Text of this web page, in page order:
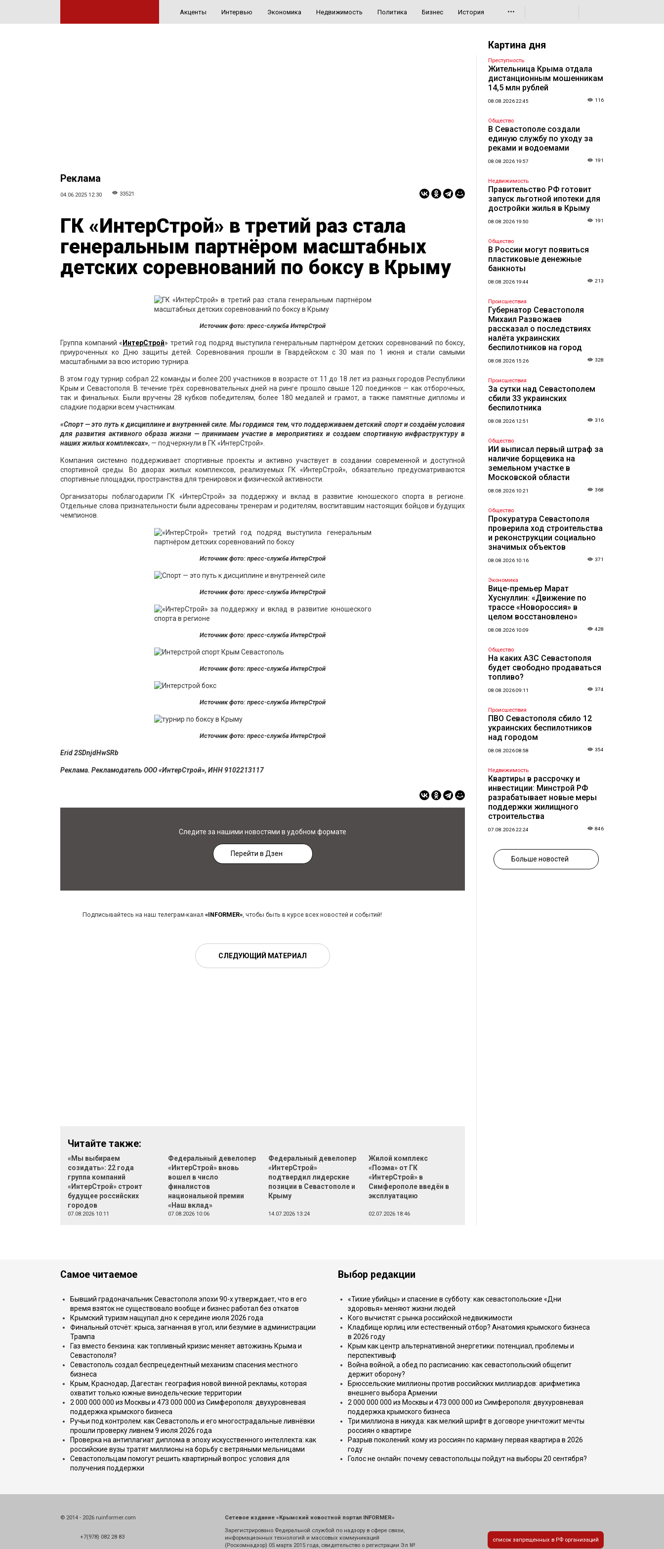
Акценты Интервью Экономика Недвижимость Политика Бизнес История •••
Реклама
04.06.2025 12:30 33521
ГК «ИнтерСтрой» в третий раз стала
генеральным партнёром масштабных
детских соревнований по боксу в Крыму
Источник фото: пресс-служба ИнтерСтрой
Группа компаний « ИнтерСтрой» третий год подряд выступила генеральным партнёром детских соревнований по боксу,
приуроченных ко Дню защиты детей. Соревнования прошли в Гвардейском с 30 мая по 1 июня и стали самыми
масштабными за всю историю турнира.
В этом году турнир собрал 22 команды и более 200 участников в возрасте от 11 до 18 лет из разных городов Республики
Крым и Севастополя. В течение трёх соревновательных дней на ринге прошло свыше 120 поединков — как отборочных,
так и финальных. Были вручены 28 кубков победителям, более 180 медалей и грамот, а также памятные дипломы и
сладкие подарки всем участникам.
«Спорт — это путь к дисциплине и внутренней силе. Мы гордимся тем, что поддерживаем детский спорт и создаём условия
для развития активного образа жизни — принимаем участие в мероприятиях и создаем спортивную инфраструктуру в
наших жилых комплексах», — подчеркнули в ГК «ИнтерСтрой».
Компания системно поддерживает спортивные проекты и активно участвует в создании современной и доступной
спортивной среды. Во дворах жилых комплексов, реализуемых ГК «ИнтерСтрой», обязательно предусматриваются
спортивные площадки, пространства для тренировок и физической активности.
Организаторы поблагодарили ГК «ИнтерСтрой» за поддержку и вклад в развитие юношеского спорта в регионе.
Отдельные слова признательности были адресованы тренерам и родителям, воспитавшим настоящих бойцов и будущих
чемпионов.
Источник фото: пресс-служба ИнтерСтрой
Источник фото: пресс-служба ИнтерСтрой
Источник фото: пресс-служба ИнтерСтрой
Источник фото: пресс-служба ИнтерСтрой
Источник фото: пресс-служба ИнтерСтрой
Источник фото: пресс-служба ИнтерСтрой
Erid 2SDnjdHwSRb
Реклама. Рекламодатель ООО «ИнтерСтрой», ИНН 9102213117
Следите за нашими новостями в удобном формате
Перейти в Дзен
Подписывайтесь на наш телеграм-канал «INFORMER», чтобы быть в курсе всех новостей и событий!
СЛЕДУЮЩИЙ МАТЕРИАЛ
Читайте также:
«Мы выбираем
созидать»: 22 года
группа компаний
«ИнтерСтрой» строит
будущее российских
городов
07.08.2026 10:11
Федеральный девелопер
«ИнтерСтрой» вновь
вошел в число
финалистов
национальной премии
«Наш вклад»
07.08.2026 10:06
Федеральный девелопер
«ИнтерСтрой»
подтвердил лидерские
позиции в Севастополе и
Крыму
14.07.2026 13:24
Жилой комплекс
«Поэма» от ГК
«ИнтерСтрой» в
Симферополе введён в
эксплуатацию
02.07.2026 18:46
Картина дня
Преступность
Жительница Крыма отдала
дистанционным мошенникам
14,5 млн рублей
08.08.2026 22:45 116
Общество
В Севастополе создали
единую службу по уходу за
реками и водоемами
08.08.2026 19:57 191
Недвижимость
Правительство РФ готовит
запуск льготной ипотеки для
достройки жилья в Крыму
08.08.2026 19:50 191
Общество
В России могут появиться
пластиковые денежные
банкноты
08.08.2026 19:44 213
Происшествия
Губернатор Севастополя
Михаил Развожаев
рассказал о последствиях
налёта украинских
беспилотников на город
08.08.2026 15:26 328
Происшествия
За сутки над Севастополем
сбили 33 украинских
беспилотника
08.08.2026 12:51 316
Общество
ИИ выписал первый штраф за
наличие борщевика на
земельном участке в
Московской области
08.08.2026 10:21 368
Общество
Прокуратура Севастополя
проверила ход строительства
и реконструкции социально
значимых объектов
08.08.2026 10:16 371
Экономика
Вице-премьер Марат
Хуснуллин: «Движение по
трассе «Новороссия» в
целом восстановлено»
08.08.2026 10:09 428
Общество
На каких АЗС Севастополя
будет свободно продаваться
топливо?
08.08.2026 09:11 374
Происшествия
ПВО Севастополя сбило 12
украинских беспилотников
над городом
08.08.2026 08:58 354
Недвижимость
Квартиры в рассрочку и
инвестиции: Минстрой РФ
разрабатывает новые меры
поддержки жилищного
строительства
07.08.2026 22:24 846
Больше новостей
Самое читаемое
Бывший градоначальник Севастополя эпохи 90-х утверждает, что в его
время взяток не существовало вообще и бизнес работал без откатов
Крымский туризм нащупал дно к середине июля 2026 года
Финальный отсчёт: крыса, загнанная в угол, или безумие в администрации
Трампа
Газ вместо бензина: как топливный кризис меняет автожизнь Крыма и
Севастополя?
Севастополь создал беспрецедентный механизм спасения местного
бизнеса
Крым, Краснодар, Дагестан: география новой винной рекламы, которая
охватит только южные винодельческие территории
2 000 000 000 из Москвы и 473 000 000 из Симферополя: двухуровневая
поддержка крымского бизнеса
Ручьи под контролем: как Севастополь и его многострадальные ливнёвки
прошли проверку ливнем 9 июля 2026 года
Проверка на антиплагиат диплома в эпоху искусственного интеллекта: как
российские вузы тратят миллионы на борьбу с ветряными мельницами
Севастопольцам помогут решить квартирный вопрос: условия для
получения поддержки
Выбор редакции
«Тихие убийцы» и спасение в субботу: как севастопольские «Дни
здоровья» меняют жизни людей
Кого вычистят с рынка российской недвижимости
Кладбище юрлиц или естественный отбор? Анатомия крымского бизнеса
в 2026 году
Крым как центр альтернативной энергетики: потенциал, проблемы и
перспективыф
Война войной, а обед по расписанию: как севастопольский общепит
держит оборону?
Брюссельские миллионы против российских миллиардов: арифметика
внешнего выбора Армении
2 000 000 000 из Москвы и 473 000 000 из Симферополя: двухуровневая
поддержка крымского бизнеса
Три миллиона в никуда: как мелкий шрифт в договоре уничтожит мечты
россиян о квартире
Разрыв поколений: кому из россиян по карману первая квартира в 2026
году
Голос не онлайн: почему севастопольцы пойдут на выборы 20 сентября?
© 2014 - 2026 ruinformer.com
+7(978) 082 28 83
Сетевое издание «Крымский новостной портал INFORMER»
Зарегистрировано Федеральной службой по надзору в сфере связи,
информационных технологий и массовых коммуникаций
(Роскомнадзор) 05 марта 2015 года, свидетельство о регистрации Эл №
список запрещенных в РФ организаций